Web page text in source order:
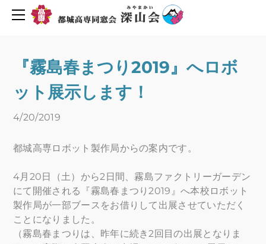
『霧島春まつり2019』へロボ
ット展示します！
4/20/2019
都城高専ロボット製作局からの案内です。
4月20日（土）から2日間、霧島ファクトリーガーデン
にて開催される『霧島春まつり2019』へ本校ロボット
製作局が一部ブースをお借りして出展させていただく
ことになりました。
（霧島春まつりは、昨年に続き2回目の出展となりま
同窓会について
会則
組織図
会費・協力費のお願い
都城高専ゆめ基金へ寄付のお願い
メーリングリスト登録
H30年度行事予定
H29年度行事予定
平成30年度深山会本部活動
活動報告
活動予定
Uターン転職情報
地元企業求人情報
お問い合わせ